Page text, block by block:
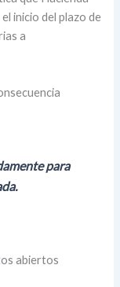
inicio del plazo de
a
para
abiertos